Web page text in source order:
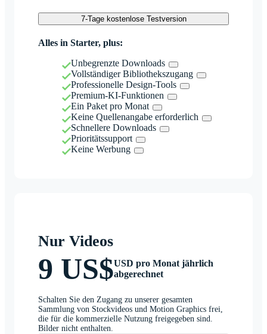
7-Tage kostenlose Testversion
Alles in Starter, plus:
Unbegrenzte Downloads
Vollständiger Bibliothekszugang
Professionelle Design-Tools
Premium-KI-Funktionen
Ein Paket pro Monat
Keine Quellenangabe erforderlich
Schnellere Downloads
Prioritätssupport
Keine Werbung
Nur Videos
9 US$USD pro Monat jährlich
abgerechnet
Schalten Sie den Zugang zu unserer gesamten
Sammlung von Stockvideos und Motion Graphics frei,
die für die kommerzielle Nutzung freigegeben sind.
Bilder nicht enthalten.